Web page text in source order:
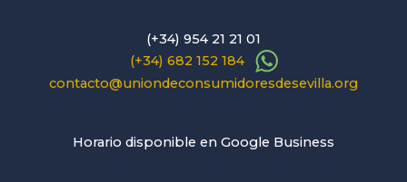
(+34) 954 21 21 01
(+34) 682 152 184
contacto@uniondeconsumidoresdesevilla.org
Horario disponible en Google Business